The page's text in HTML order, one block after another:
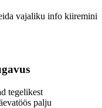
vajaliku info kiiremini
tegelikest
palju